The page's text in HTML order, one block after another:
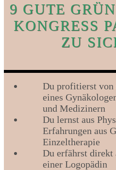
9 GUTE
KONGRESS
ZU
Du profitierst von
eines
und Medizinern
Du lernst aus
Erfahrungen aus
Einzeltherapie
Du erfährst direkt
einer Logopädin